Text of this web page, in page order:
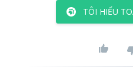
TÔI HIỂU